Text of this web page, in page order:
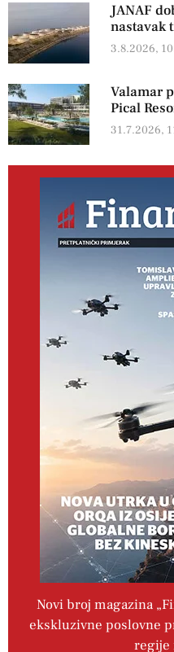
JANAF
nastavak
3.8.2026,
Valamar
Pical
31.7.2026,
Novi broj magazina
ekskluzivne poslovne
regije